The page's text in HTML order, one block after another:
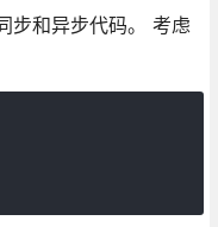
步和异步代码。 考虑